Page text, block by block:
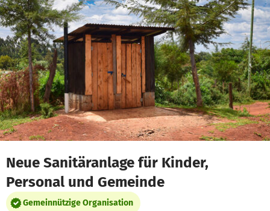
Zum Hauptinhalt springen
Erklärung zur Barrierefreiheit anzeigen
Neue Sanitäranlage für Kinder,
Personal und Gemeinde
Gemeinnützige Organisation